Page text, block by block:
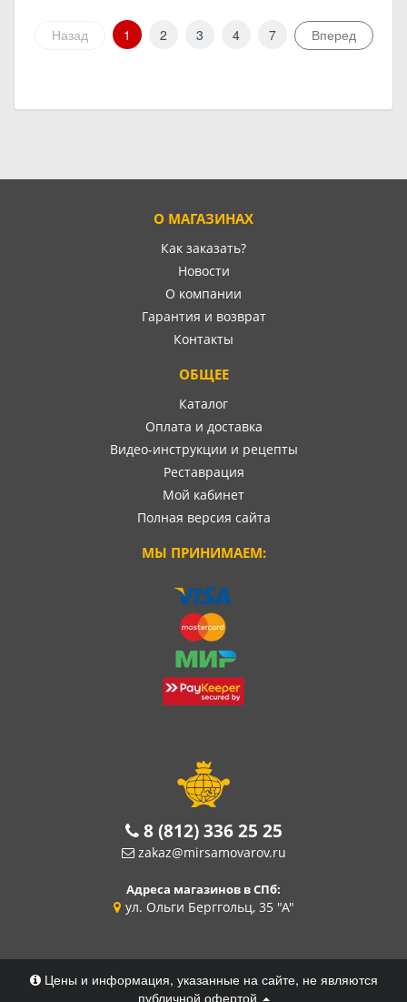
Назад 1 2 3 4 7 Вперед
О МАГАЗИНАХ
Как заказать?
Новости
О компании
Гарантия и возврат
Контакты
ОБЩЕЕ
Каталог
Оплата и доставка
Видео-инструкции и рецепты
Реставрация
Мой кабинет
Полная версия сайта
МЫ ПРИНИМАЕМ:
8 (812) 336 25 25
zakaz@mirsamovarov.ru
Адреса магазинов в СПб:
ул. Ольги Берггольц, 35 "А"
Цены и информация, указанные на сайте, не являются
публичной офертой